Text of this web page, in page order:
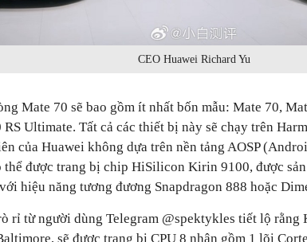
CEO Huawei Richard Yu
Mate 70 sẽ bao gồm ít nhất bốn mẫu: Mate 70,
RS Ultimate. Tất cả các thiết bị này sẽ chạy trên
của Huawei không dựa trên nền tảng AOSP
thể được trang bị chip HiSilicon Kirin 9100, được
hiệu năng tương đương Snapdragon 888 hoặc
rỉ từ người dùng Telegram @spektykles tiết lộ rằng
sẽ được trang bị CPU 8 nhân gồm 1 lõi